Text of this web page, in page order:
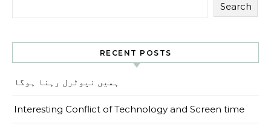
Search
RECENT POSTS
ہمیں نیوٹرل رہنا ہوگا
Interesting Conflict of Technology and Screen time